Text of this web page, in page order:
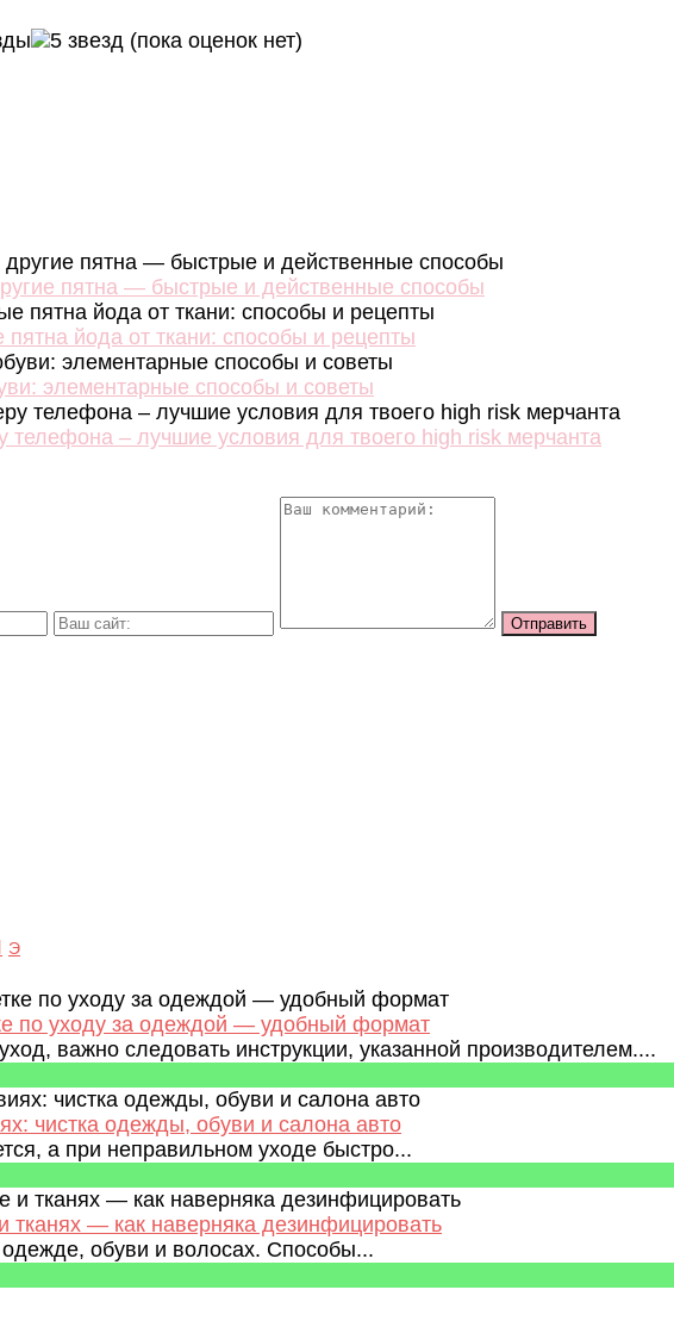
(пока оценок нет)
пятна — быстрые и действенные способы
пятна йода от ткани: способы и рецепты
элементарные способы и советы
– лучшие условия для твоего high risk мерчанта
Э
по уходу за одеждой — удобный формат
важно следовать инструкции, указанной производителем....
чистка одежды, обуви и салона авто
а при неправильном уходе быстро...
тканях — как наверняка дезинфицировать
обуви и волосах. Способы...